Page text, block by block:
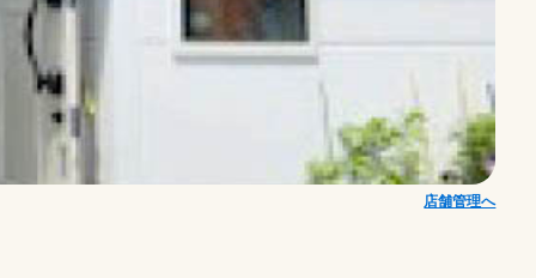
店舗管理へ